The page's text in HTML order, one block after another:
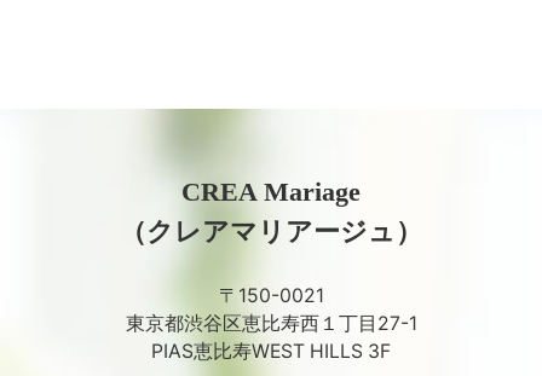
CREA Mariage
（クレアマリアージュ）
〒150-0021
東京都渋谷区恵比寿西１丁目27-1
PIAS恵比寿WEST HILLS 3F